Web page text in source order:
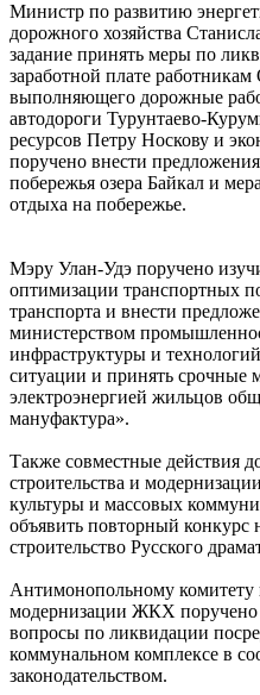
Министр по развитию
дорожного хозяйства
задание принять меры по
заработной плате
выполняющего дорожные
автодороги Турунтаево-
ресурсов Петру Носкову и
поручено внести
побережья озера Байкал и
отдыха на побережье.
Мэру Улан-Удэ поручено
оптимизации транспортных
транспорта и внести
министерством
инфраструктуры и
ситуации и принять срочные
электроэнергией жильцов
мануфактура».
Также совместные действия
строительства и
культуры и массовых
объявить повторный конкурс
строительство Русского
Антимонопольному комитету
модернизации ЖКХ поручено
вопросы по ликвидации
коммунальном комплексе в
законодательством.